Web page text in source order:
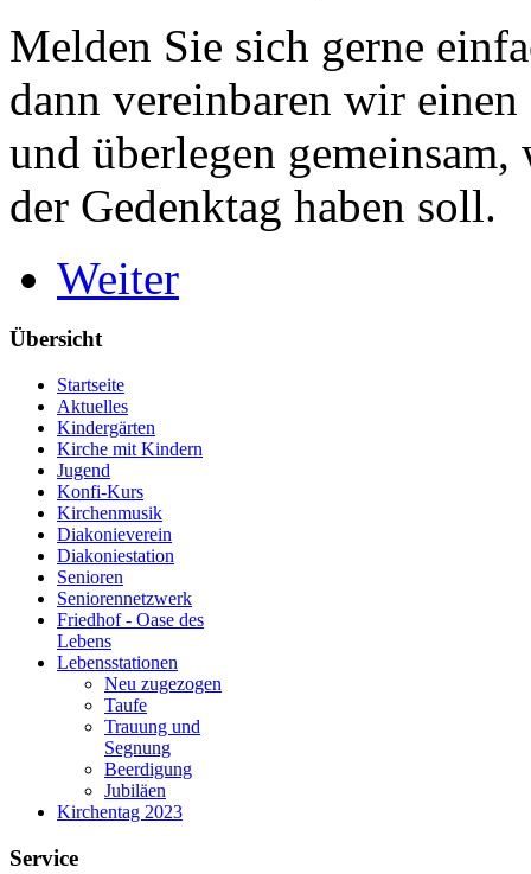
Melden Sie sich gerne
dann vereinbaren wir einen
und überlegen gemeinsam,
der Gedenktag haben soll.
Weiter
Übersicht
Startseite
Aktuelles
Kindergärten
Kirche mit Kindern
Jugend
Konfi-Kurs
Kirchenmusik
Diakonieverein
Diakoniestation
Senioren
Seniorennetzwerk
Friedhof - Oase des
Lebens
Lebensstationen
Neu zugezogen
Taufe
Trauung und
Segnung
Beerdigung
Jubiläen
Kirchentag 2023
Service